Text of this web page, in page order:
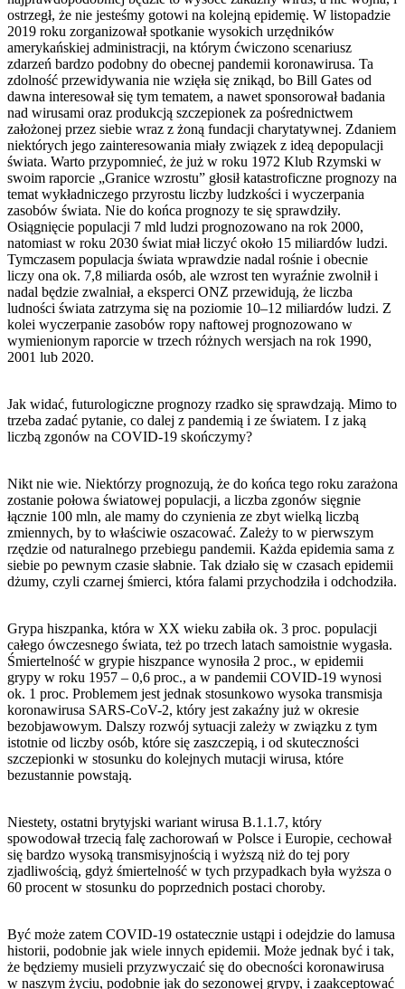
ostrzegł, że nie jesteśmy gotowi na kolejną epidemię. W listopadzie
2019 roku zorganizował spotkanie wysokich urzędników
amerykańskiej administracji, na którym ćwiczono scenariusz
zdarzeń bardzo podobny do obecnej pandemii koronawirusa. Ta
zdolność przewidywania nie wzięła się znikąd, bo Bill Gates od
dawna interesował się tym tematem, a nawet sponsorował badania
nad wirusami oraz produkcją szczepionek za pośrednictwem
założonej przez siebie wraz z żoną fundacji charytatywnej. Zdaniem
niektórych jego zainteresowania miały związek z ideą depopulacji
świata. Warto przypomnieć, że już w roku 1972 Klub Rzymski w
swoim raporcie „Granice wzrostu” głosił katastroficzne prognozy na
temat wykładniczego przyrostu liczby ludzkości i wyczerpania
zasobów świata. Nie do końca prognozy te się sprawdziły.
Osiągnięcie populacji 7 mld ludzi prognozowano na rok 2000,
natomiast w roku 2030 świat miał liczyć około 15 miliardów ludzi.
Tymczasem populacja świata wprawdzie nadal rośnie i obecnie
liczy ona ok. 7,8 miliarda osób, ale wzrost ten wyraźnie zwolnił i
nadal będzie zwalniał, a eksperci ONZ przewidują, że liczba
ludności świata zatrzyma się na poziomie 10–12 miliardów ludzi. Z
kolei wyczerpanie zasobów ropy naftowej prognozowano w
wymienionym raporcie w trzech różnych wersjach na rok 1990,
2001 lub 2020.
Jak widać, futurologiczne prognozy rzadko się sprawdzają. Mimo to
trzeba zadać pytanie, co dalej z pandemią i ze światem. I z jaką
liczbą zgonów na COVID-19 skończymy?
Nikt nie wie. Niektórzy prognozują, że do końca tego roku zarażona
zostanie połowa światowej populacji, a liczba zgonów sięgnie
łącznie 100 mln, ale mamy do czynienia ze zbyt wielką liczbą
zmiennych, by to właściwie oszacować. Zależy to w pierwszym
rzędzie od naturalnego przebiegu pandemii. Każda epidemia sama z
siebie po pewnym czasie słabnie. Tak działo się w czasach epidemii
dżumy, czyli czarnej śmierci, która falami przychodziła i odchodziła.
Grypa hiszpanka, która w XX wieku zabiła ok. 3 proc. populacji
całego ówczesnego świata, też po trzech latach samoistnie wygasła.
Śmiertelność w grypie hiszpance wynosiła 2 proc., w epidemii
grypy w roku 1957 – 0,6 proc., a w pandemii COVID-19 wynosi
ok. 1 proc. Problemem jest jednak stosunkowo wysoka transmisja
koronawirusa SARS-CoV-2, który jest zakaźny już w okresie
bezobjawowym. Dalszy rozwój sytuacji zależy w związku z tym
istotnie od liczby osób, które się zaszczepią, i od skuteczności
szczepionki w stosunku do kolejnych mutacji wirusa, które
bezustannie powstają.
Niestety, ostatni brytyjski wariant wirusa B.1.1.7, który
spowodował trzecią falę zachorowań w Polsce i Europie, cechował
się bardzo wysoką transmisyjnością i wyższą niż do tej pory
zjadliwością, gdyż śmiertelność w tych przypadkach była wyższa o
60 procent w stosunku do poprzednich postaci choroby.
Być może zatem COVID-19 ostatecznie ustąpi i odejdzie do lamusa
historii, podobnie jak wiele innych epidemii. Może jednak być i tak,
że będziemy musieli przyzwyczaić się do obecności koronawirusa
w naszym życiu, podobnie jak do sezonowej grypy, i zaakceptować